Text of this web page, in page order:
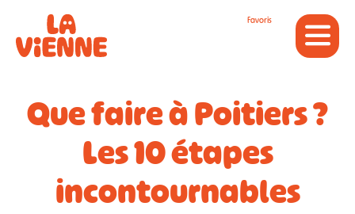
Favoris
Que faire à Poitiers ?
Les 10 étapes
incontournables